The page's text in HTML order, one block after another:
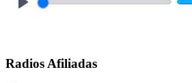
Radios Afiliadas